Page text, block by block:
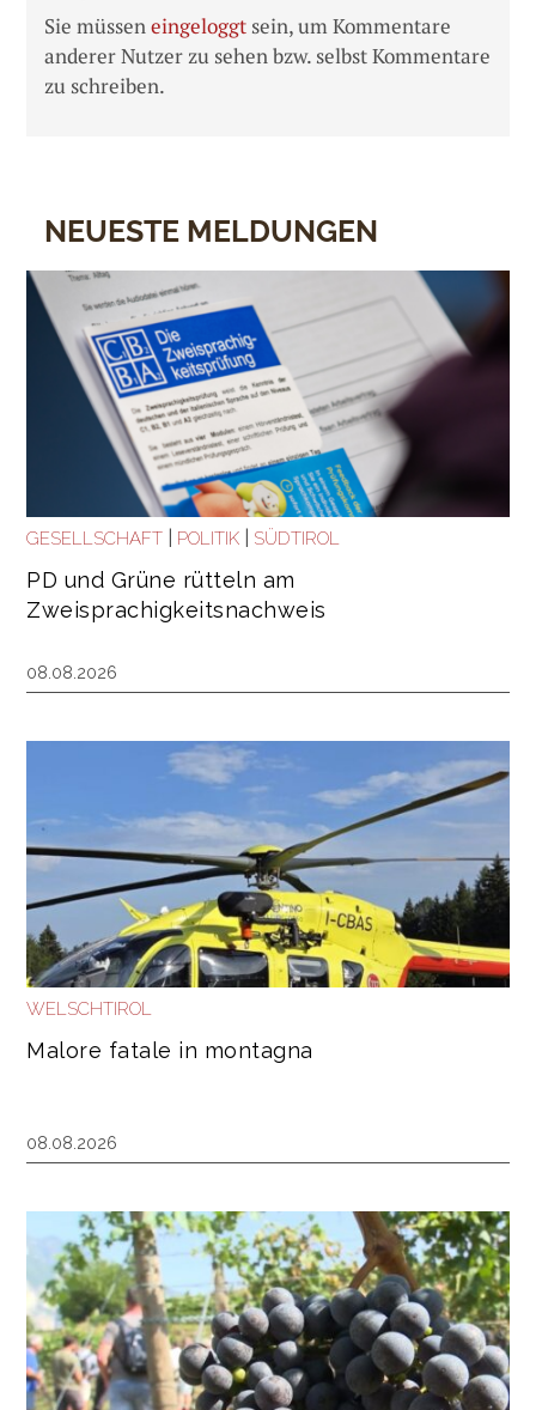
Sie müsseneingeloggt sein, um Kommentare
anderer Nutzer zu sehen bzw. selbst Kommentare
zu schreiben.
NEUESTE MELDUNGEN
GESELLSCHAFT POLITIK SÜDTIROL
PD und Grüne rütteln am
Zweisprachigkeitsnachweis
08.08.2026
WELSCHTIROL
Malore fatale in montagna
08.08.2026